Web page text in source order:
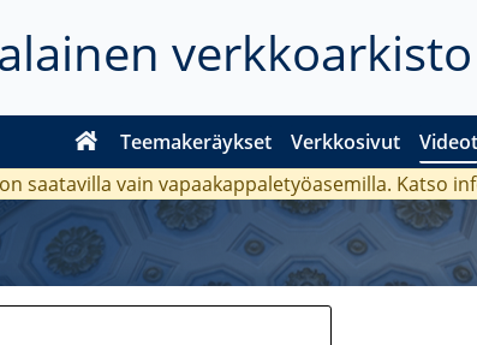
Teemakeräykset Verkkosivut Videot
saatavilla vain vapaakappaletyöasemilla. Katso